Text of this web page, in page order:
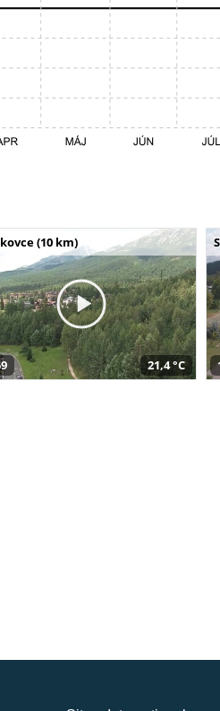
(10 km)
21,4 °C